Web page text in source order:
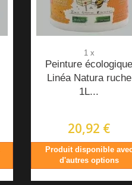
1 x
Peinture écologique
Linéa Natura ruche
1L...
20,92 €
Produit disponible
d'autres options